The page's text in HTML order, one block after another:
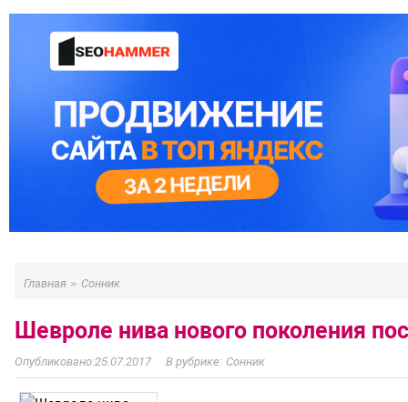
Главная » Сонник
Шевроле нива нового поколения
25.07.2017 Сонник